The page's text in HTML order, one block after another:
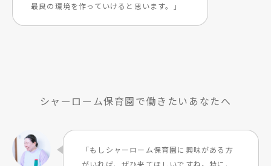
最良の環境を作っていけると思います。」
シャーローム保育園で働きたいあなたへ
「もしシャーローム保育園に興味がある方
がいれば、ぜひ来てほしいですね。特に、